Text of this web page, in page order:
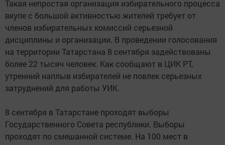
Такая непростая организация избирательного процесса
вкупе с большой активностью жителей требует от
членов избирательных комиссий серьезной
дисциплины и организации. В проведении голосования
на территории Татарстана 8 сентября задействованы
более 22 тысяч человек. Как сообщают в ЦИК РТ,
утренний наплыв избирателей не повлек серьезных
затруднений для работы УИК.
8 сентября в Татарстане проходят выборы
Государственного Совета республики. Выборы
проходят по смешанной системе. На 100 мест в